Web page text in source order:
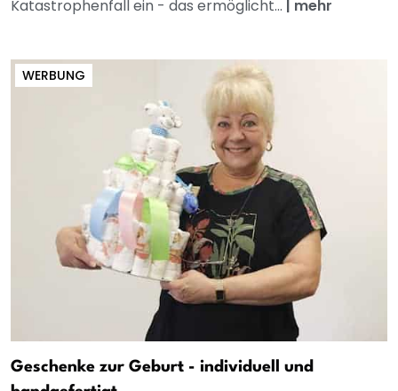
Katastrophenfall ein - das ermöglicht... | mehr
WERBUNG
Geschenke zur Geburt - individuell und